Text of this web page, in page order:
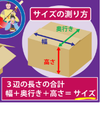
6月21日(水)
5月19日(金)
3月28日(火)
2月10日(金)
12月21日(水)